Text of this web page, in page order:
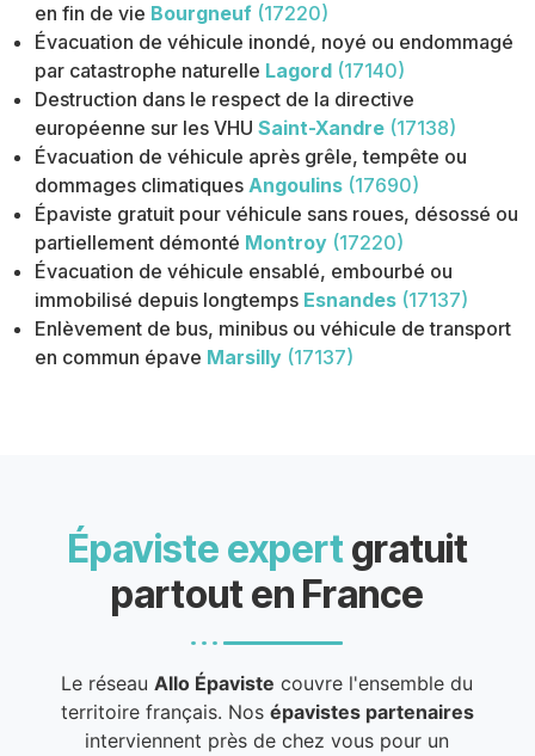
en fin de vie Bourgneuf (17220)
Évacuation de véhicule inondé, noyé ou endommagé
par catastrophe naturelle Lagord (17140)
Destruction dans le respect de la directive
européenne sur les VHU Saint-Xandre (17138)
Évacuation de véhicule après grêle, tempête ou
dommages climatiques Angoulins (17690)
Épaviste gratuit pour véhicule sans roues, désossé ou
partiellement démonté Montroy (17220)
Évacuation de véhicule ensablé, embourbé ou
immobilisé depuis longtemps Esnandes (17137)
Enlèvement de bus, minibus ou véhicule de transport
en commun épave Marsilly (17137)
Épaviste expertgratuit
partout en France
Le réseauAllo Épaviste couvre l'ensemble du
territoire français. Nos épavistes partenaires
interviennent près de chez vous pour un